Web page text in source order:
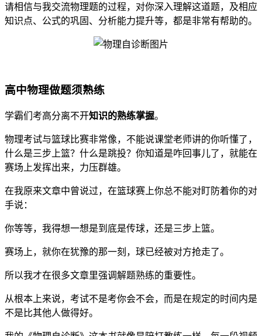
请相信与我交流物理题的过程，对你深入理解这道题，及相应
知识点、公式的巩固、分析能力提升等，都是非常有帮助的。
高中物理做题须熟练
学霸们考高分离不开知识的熟练掌握。
物理考试与篮球比赛非常像，不能说课堂老师讲的你听懂了，
什么是三步上篮？什么是跳投？你知道是咋回事儿了，就能在
赛场上发挥出来，力压群雄。
在我原来文章中曾说过，在篮球赛上你总不能对盯防着你的对
手说：
你等等，我得想一想是到底是传球，还是三步上篮。
赛场上，就你在犹豫的那一刻，球已经被对方抢走了。
所以我才在很多文章里强调解题熟练的重要性。
从根本上来说，考试不是考你会不会，而是在规定的时间内是
不是比其他人做得好。